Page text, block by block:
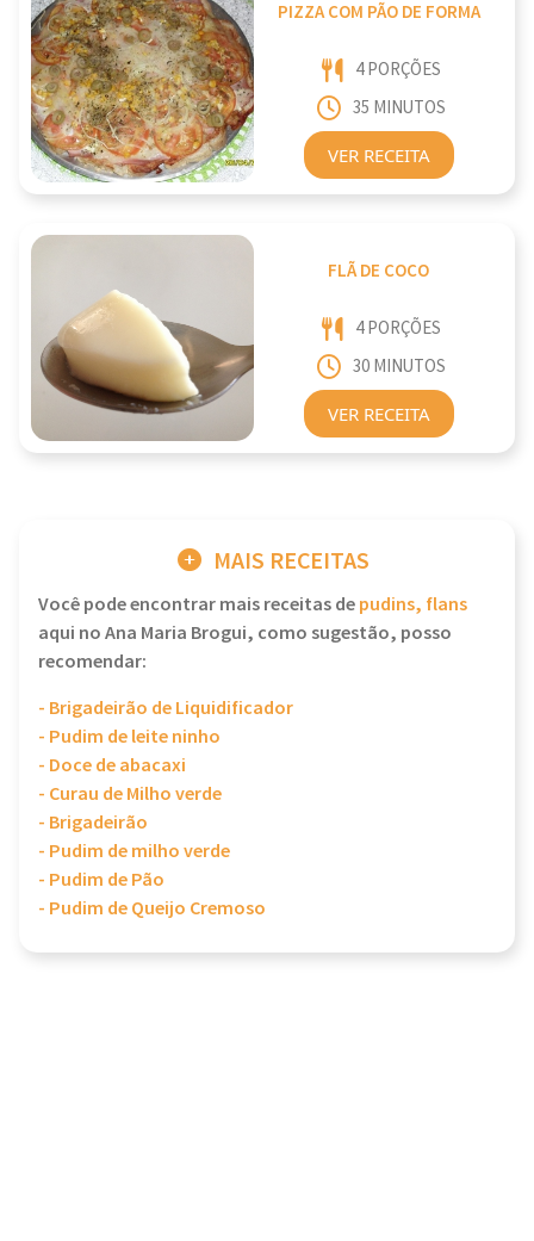
PIZZA COM PÃO DE FORMA
4 PORÇÕES
35 MINUTOS
VER RECEITA
FLÃ DE COCO
4 PORÇÕES
30 MINUTOS
VER RECEITA
MAIS RECEITAS
Você pode encontrar mais receitas depudins, flans
aqui no Ana Maria Brogui, como sugestão, posso
recomendar:
- Brigadeirão de Liquidificador
- Pudim de leite ninho
- Doce de abacaxi
- Curau de Milho verde
- Brigadeirão
- Pudim de milho verde
- Pudim de Pão
- Pudim de Queijo Cremoso